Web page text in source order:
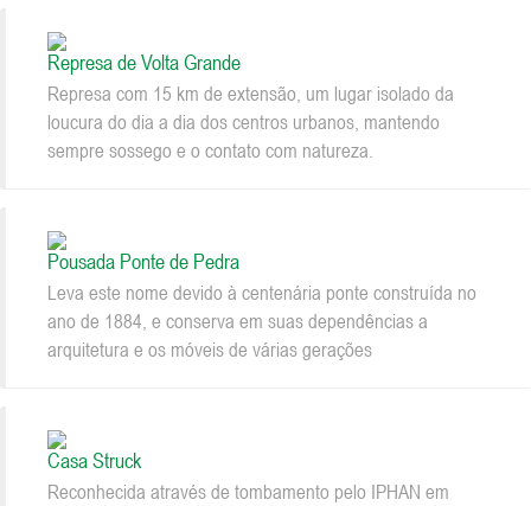
Represa de Volta Grande
Represa com 15 km de extensão, um lugar isolado da
loucura do dia a dia dos centros urbanos, mantendo
sempre sossego e o contato com natureza.
Pousada Ponte de Pedra
Leva este nome devido à centenária ponte construída no
ano de 1884, e conserva em suas dependências a
arquitetura e os móveis de várias gerações
Casa Struck
Reconhecida através de tombamento pelo IPHAN em